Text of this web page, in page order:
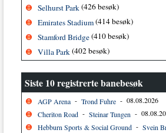
Selhurst Park(426 besøk)
Emirates Stadium(414 besøk)
Stamford Bridge(410 besøk)
Villa Park(402 besøk)
Siste 10 registrerte banebesøk
AGP Arena - Trond Fuhre - 08.08.2026
Cheriton Road - Steinar Tungen -
Hebburn Sports & Social Ground - Svein